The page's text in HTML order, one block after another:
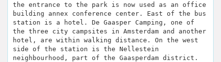
the entrance to the park is now used as an office
building annex conference center. East of the bus
station is a hotel. De Gaasper Camping, one of
the three city campsites in Amsterdam and another
hotel, are within walking distance. On the west
side of the station is the Nellestein
neighbourhood, part of the Gaasperdam district.